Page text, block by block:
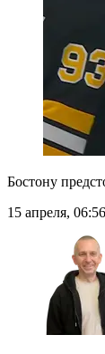
Бостону
15 апреля, 06:56